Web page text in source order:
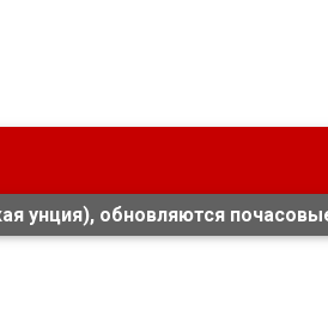
унция), обновляются